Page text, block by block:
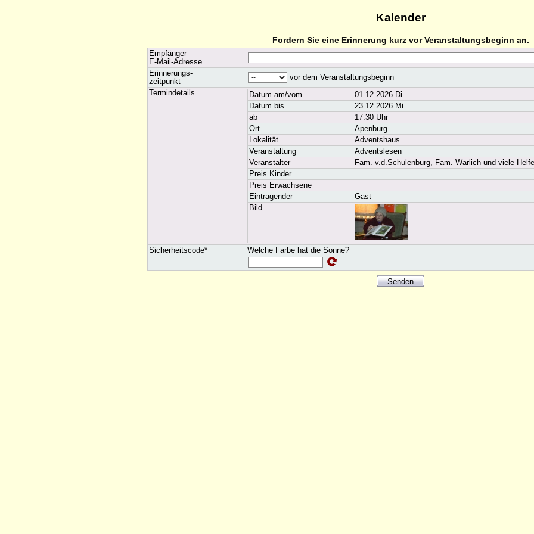
Kalender
Fordern Sie eine Erinnerung kurz vor Veranstaltungsbeginn an.
Empfänger
E-Mail-Adresse
Erinnerungs-
zeitpunkt
vor dem Veranstaltungsbeginn
Termindetails
Datum am/vom
01.12.2026 Di
Datum bis
23.12.2026 Mi
ab
17:30 Uhr
Ort
Apenburg
Lokalität
Adventshaus
Veranstaltung
Adventslesen
Veranstalter
Fam. v.d.Schulenburg, Fam. Warlich und viele
Preis Kinder
Preis Erwachsene
Eintragender
Gast
Bild
Sicherheitscode* Welche Farbe hat die Sonne?